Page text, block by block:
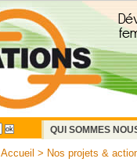
QUI SOMMES
Accueil > Nos projets &